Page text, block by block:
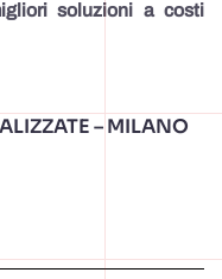
soluzioni a costi
– MILANO